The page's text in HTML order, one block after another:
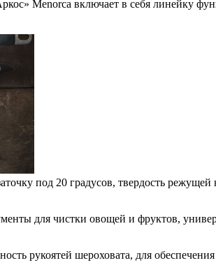
Menorca включает в себя линейку
под 20 градусов, твердость
для чистки овощей и фруктов,
рукоятей шероховата, для